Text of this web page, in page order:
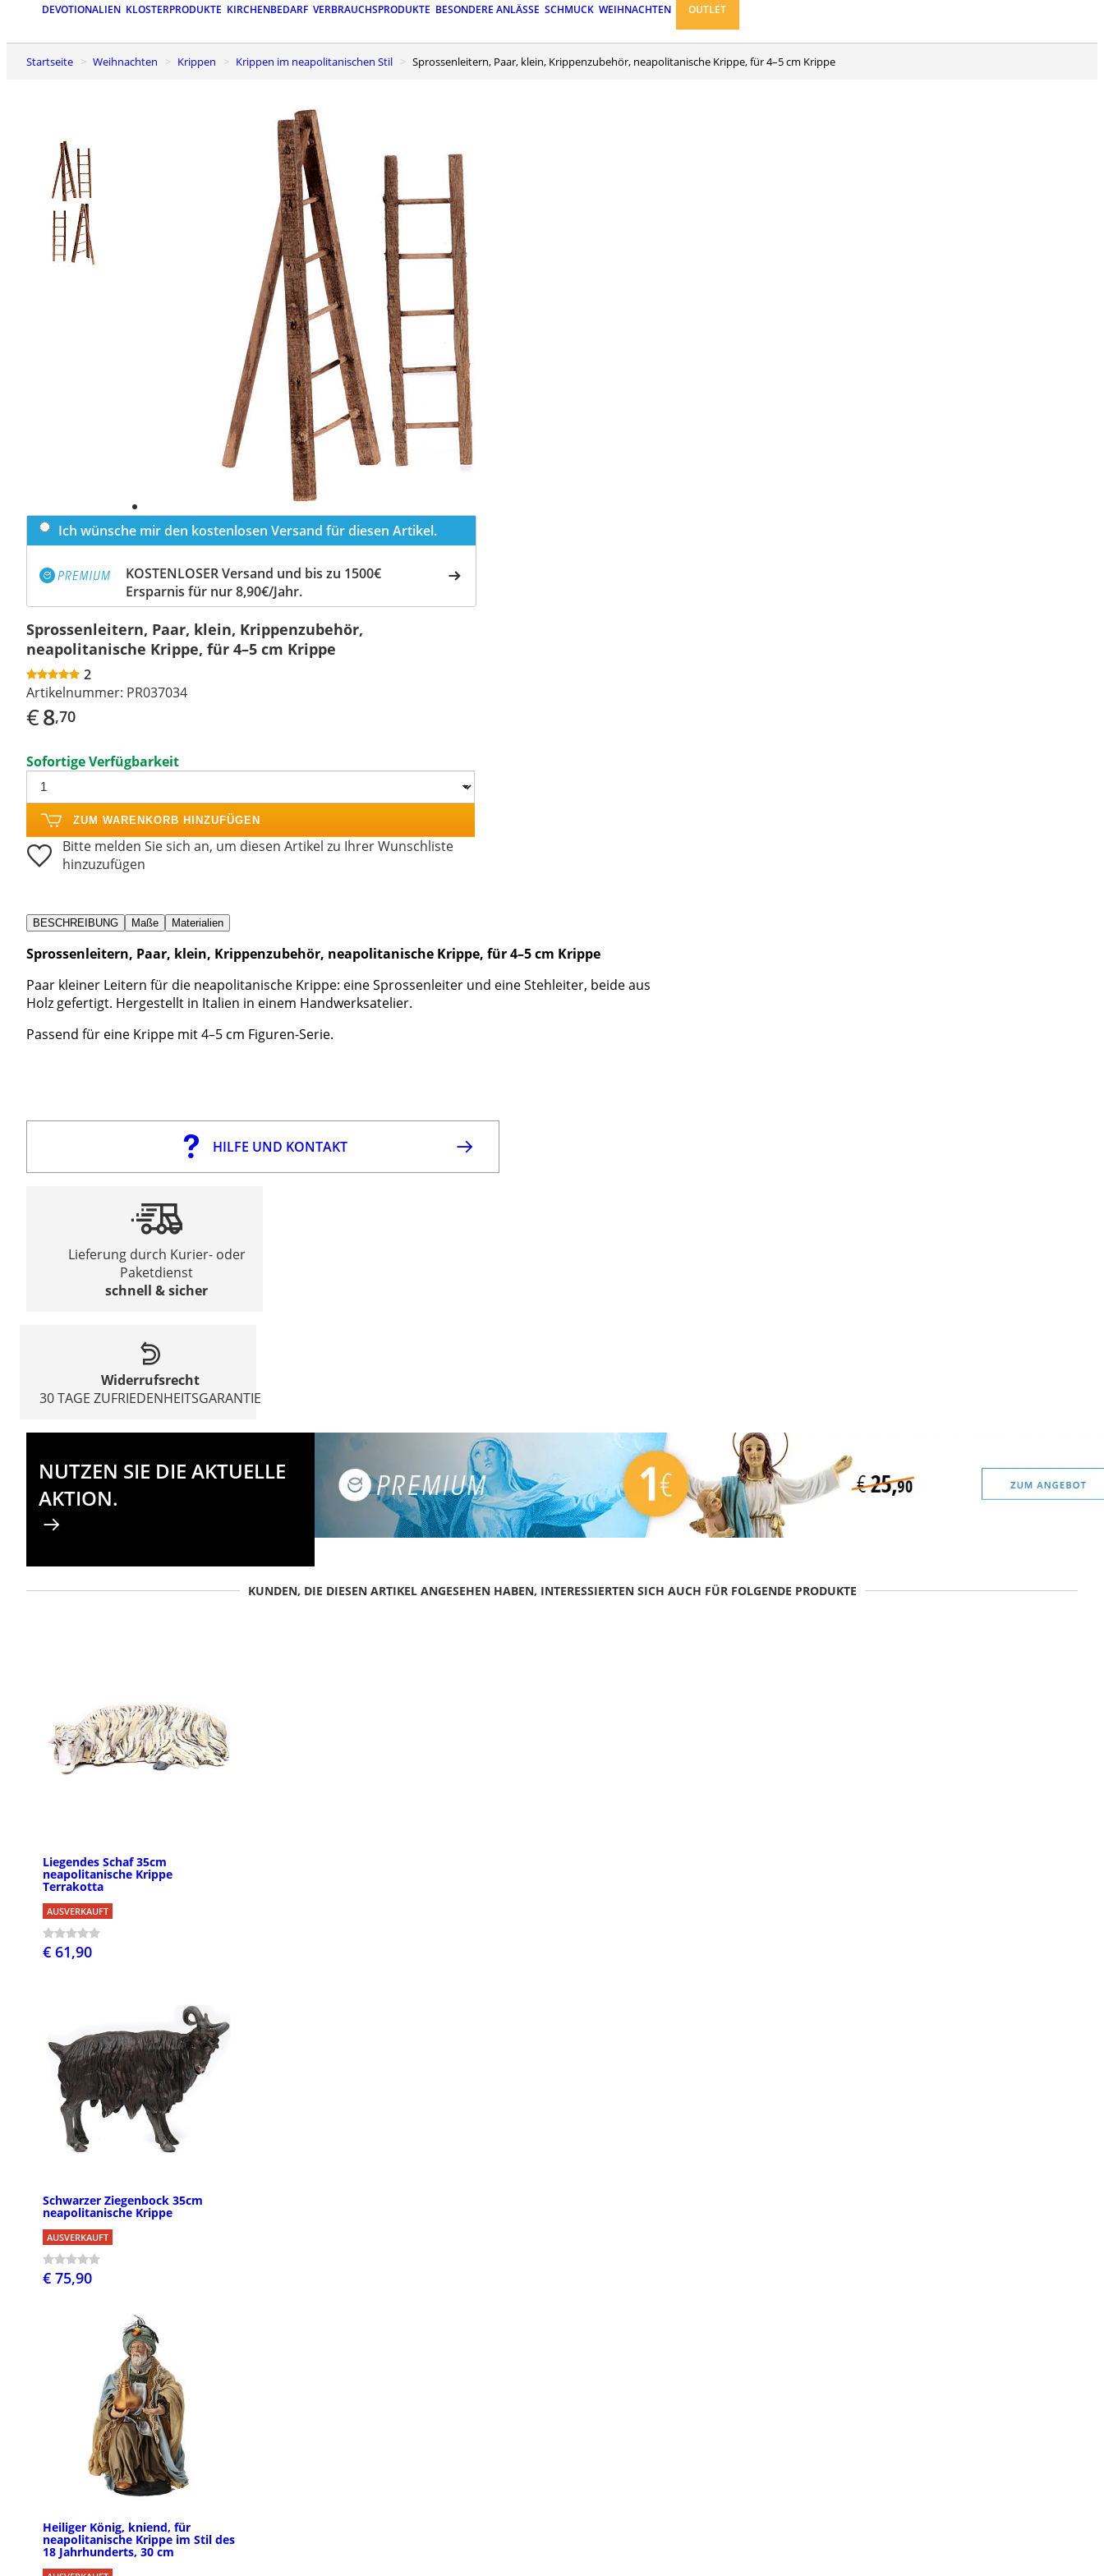
DEVOTIONALIEN KLOSTERPRODUKTE KIRCHENBEDARF VERBRAUCHSPRODUKTE BESONDERE ANLÄSSE SCHMUCK WEIHNACHTEN OUTLET
Startseite Weihnachten Krippen Krippen im neapolitanischen Stil Sprossenleitern, Paar, klein, Krippenzubehör, neapolitanische Krippe, für 4–5 cm Krippe
Ich wünsche mir den kostenlosen Versand für diesen Artikel.
KOSTENLOSER Versand und bis zu 1500€
Ersparnis für nur 8,90€/Jahr.
Sprossenleitern, Paar, klein, Krippenzubehör,
neapolitanische Krippe, für 4–5 cm Krippe
2
Artikelnummer: PR037034
€8,70
Sofortige Verfügbarkeit
ZUM WARENKORB HINZUFÜGEN
Bitte melden Sie sich an, um diesen Artikel zu Ihrer Wunschliste
hinzuzufügen
BESCHREIBUNG Maße Materialien
Sprossenleitern, Paar, klein, Krippenzubehör, neapolitanische Krippe, für 4–5 cm Krippe
Paar kleiner Leitern für die neapolitanische Krippe: eine Sprossenleiter und eine Stehleiter, beide aus
Holz gefertigt. Hergestellt in Italien in einem Handwerksatelier.
Passend für eine Krippe mit 4–5 cm Figuren-Serie.
HILFE UND KONTAKT
Lieferung durch Kurier- oder
Paketdienst
schnell & sicher
Widerrufsrecht
30 TAGE ZUFRIEDENHEITSGARANTIE
NUTZEN SIE DIE AKTUELLE
AKTION.
KUNDEN, DIE DIESEN ARTIKEL ANGESEHEN HABEN, INTERESSIERTEN SICH AUCH FÜR FOLGENDE PRODUKTE
Liegendes Schaf 35cm
neapolitanische Krippe
Terrakotta
AUSVERKAUFT
€ 61,90
Schwarzer Ziegenbock 35cm
neapolitanische Krippe
AUSVERKAUFT
€ 75,90
Heiliger König, kniend, für
neapolitanische Krippe im Stil des
18 Jahrhunderts, 30 cm